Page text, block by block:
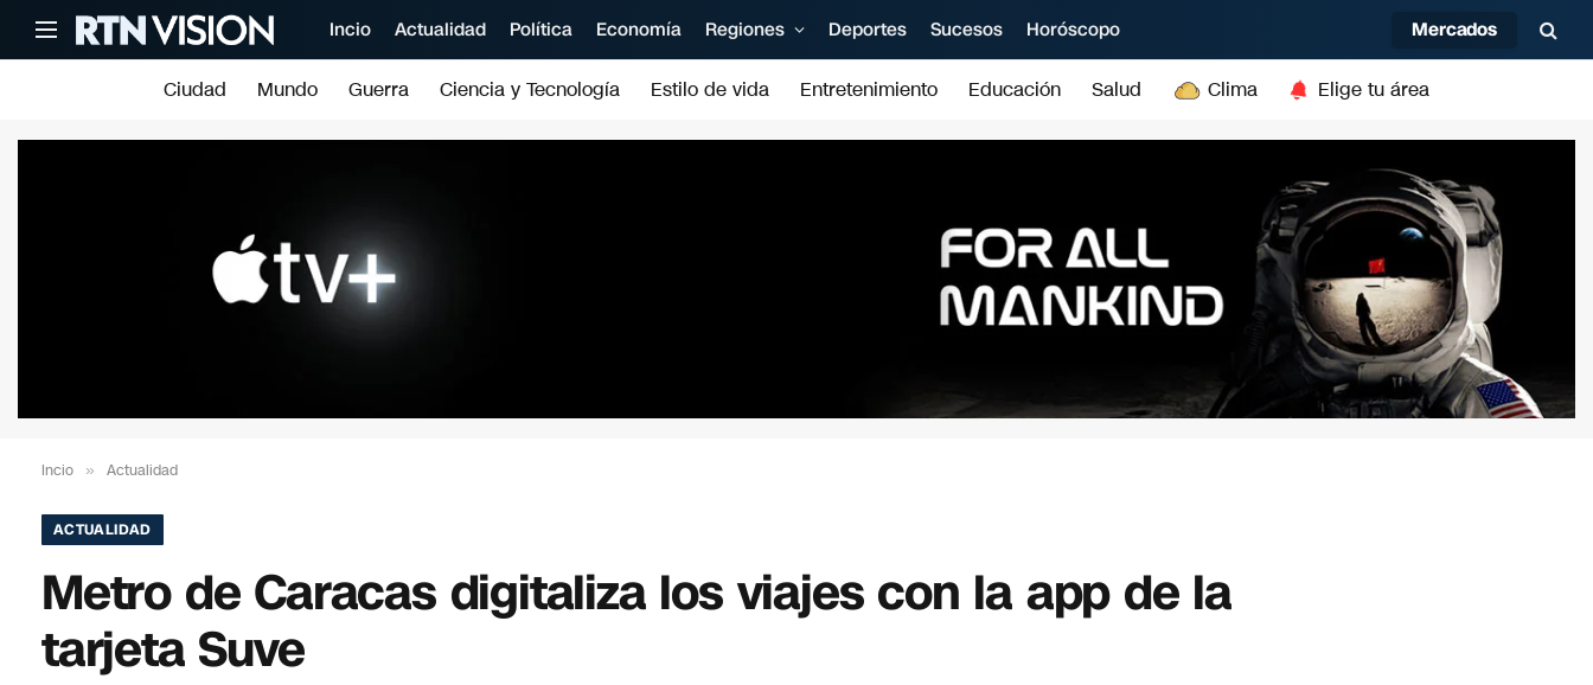
Incio Actualidad Política Economía Regiones Deportes Sucesos Horóscopo Mercados
Ciudad Mundo Guerra Ciencia y Tecnología Estilo de vida Entretenimiento Educación Salud Clima Elige tu área
Incio » Actualidad
ACTUALIDAD
Metro de Caracas digitaliza los viajes con la app de la
tarjeta Suve